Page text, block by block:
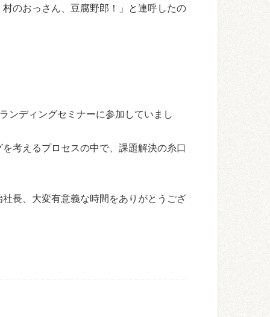
のおっさん、豆腐野郎！」と連呼したの
ンディングセミナーに参加していまし
考えるプロセスの中で、課題解決の糸口
長、大変有意義な時間をありがとうござ